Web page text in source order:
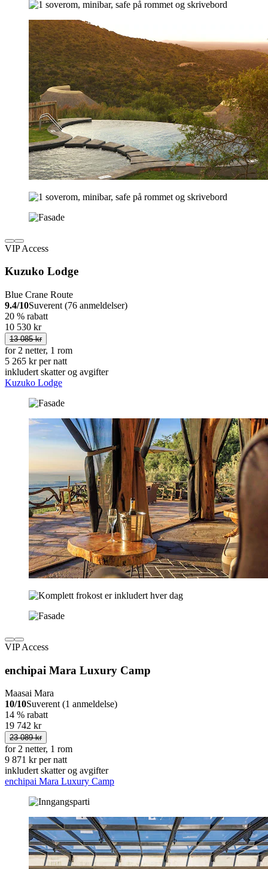
VIP Access
Kuzuko Lodge
Blue Crane Route
9.4/10Suverent (76 anmeldelser)
20 % rabatt
10 530 kr
13 085 kr
for 2 netter, 1 rom
5 265 kr per natt
inkludert skatter og avgifter
Kuzuko Lodge
VIP Access
enchipai Mara Luxury Camp
Maasai Mara
10/10Suverent (1 anmeldelse)
14 % rabatt
19 742 kr
23 089 kr
for 2 netter, 1 rom
9 871 kr per natt
inkludert skatter og avgifter
enchipai Mara Luxury Camp